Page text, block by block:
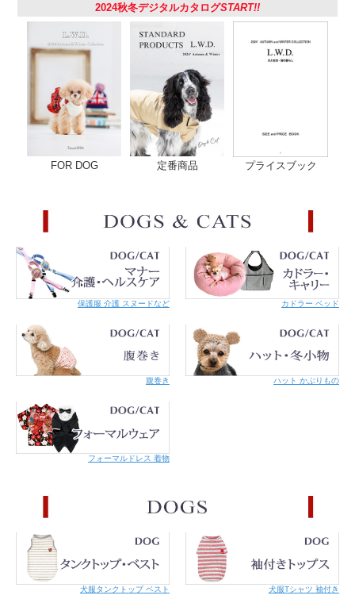
柔らかな感触のコットン100％の生地を使いました。静電気や摩擦が起きにく
いので、飼い主さんの手にもワンちゃんの皮膚や被毛にも優しい素材です。
アレルギーなど皮膚の弱いワンちゃんには特におすすめです。
頼れるぞ！カンヌキ
カンヌキは縫製用語で Bar Tack Bar Tacking. 縫い目がほどけやすい箇所やポ
ケットなどの開き止まりを補強するための縫い方の事。普通の縫い方よりも強
度が強く、ほつれにくいのが特徴です。犬と生活の犬具は強度保持のために接
続部分はカンヌキです。
“便利な持ち手”
持ち手部分がナスカンで開くカフェタイプのリードは、ちょっとした繋留も可
能です。ナスカンを首輪のＤカンに繋げると1/2の長さのショートリードに変
身！使い勝手の良さがポントです。
犬と生活のネームバンド（別売り）は、首輪に巻き付けて止めるだけの簡単設
計の迷子札。下がるタイプだと噛んじゃうこにもオススメです。電話番号など
の大切な個人情報も外からは見えないので安心です。
2024秋冬デジタルカタログSTART!!
FOR DOG 定番商品 プライスブック
保護服 介護 スヌードなど カドラー ベッド
腹巻き ハット かぶりもの
フォーマルドレス 着物
犬服タンクトップ ベスト 犬服Tシャツ 袖付き